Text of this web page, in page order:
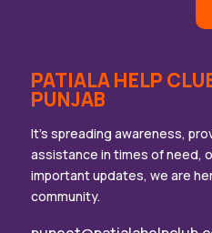
PATIALA HELP
PUNJAB
It’s spreading awareness,
assistance in times of need,
important updates, we are
community.